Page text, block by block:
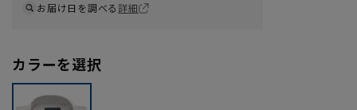
お届け日を調べる詳細
カラーを選択